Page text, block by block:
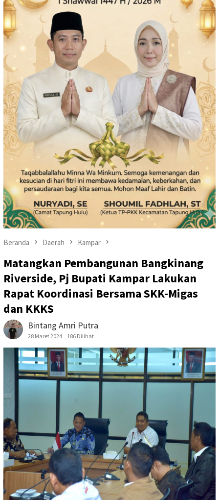
Beranda Daerah Kampar
Matangkan Pembangunan Bangkinang
Riverside, Pj Bupati Kampar Lakukan
Rapat Koordinasi Bersama SKK-Migas
dan KKKS
Bintang Amri Putra
28 Maret 2024 186 Dilihat